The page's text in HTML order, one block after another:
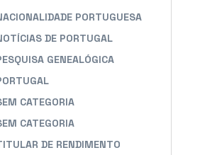
PORTUGUESA
DE PORTUGAL
GENEALÓGICA
CATEGORIA
CATEGORIA
DE RENDIMENTO